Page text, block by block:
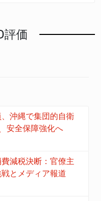
評価
沖縄で集団的自衛
安全保障強化へ
減税決断：官僚主
とメディア報道